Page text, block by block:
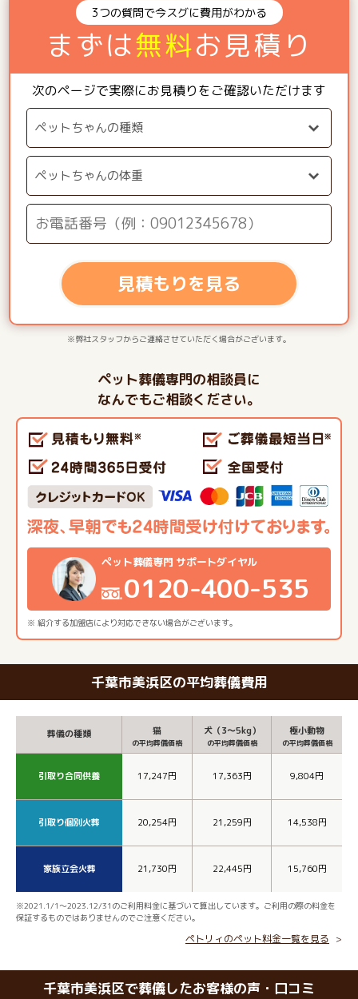
3つの質問で今スグに費用がわかる
まずは無料お見積り
次のページで実際にお見積りをご確認いただけます
見積もりを見る
※弊社スタッフからご連絡させていただく場合がございます。
ペット葬儀専門の相談員に
なんでもご相談ください。
※ 紹介する加盟店により対応できない場合がございます。
ペット葬儀専門 サポートダイヤル
0120-400-535
千葉市美浜区の平均葬儀費用
葬儀の種類 猫
の平均葬儀価格
犬（3～5kg）
の平均葬儀価格
極小動物
の平均葬儀価格
引取り合同供養 17,247円 17,363円 9,804円
引取り個別火葬 20,254円 21,259円 14,538円
家族立会火葬 21,730円 22,445円 15,760円
※2021.1/1～2023.12/31のご利用料金に基づいて算出しています。ご利用の際の料金を
保証するものではありませんのでご注意ください。
ペトリィのペット料金一覧を見る
千葉市美浜区で葬儀したお客様の声・口コミ